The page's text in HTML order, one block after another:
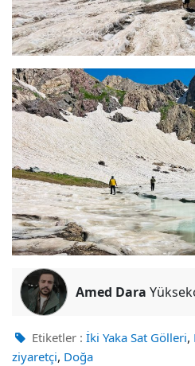
Amed Dara
Etiketler : İki Yaka Sat Gölleri,
ziyaretçi, Doğa